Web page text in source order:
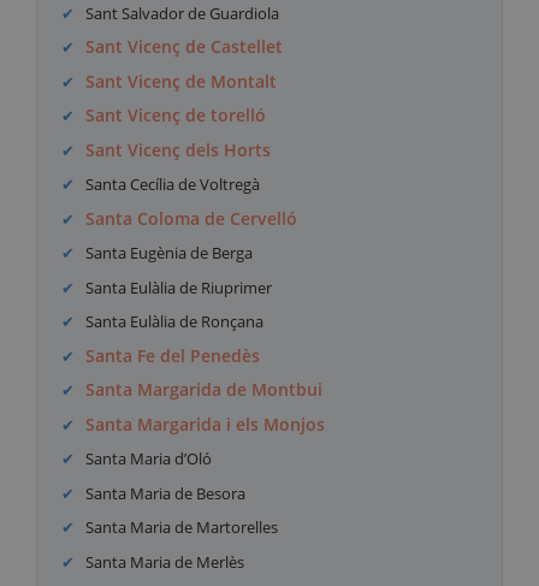
Sant Salvador de Guardiola
Sant Vicenç de Castellet
Sant Vicenç de Montalt
Sant Vicenç de torelló
Sant Vicenç dels Horts
Santa Cecília de Voltregà
Santa Coloma de Cervelló
Santa Eugènia de Berga
Santa Eulàlia de Riuprimer
Santa Eulàlia de Ronçana
Santa Fe del Penedès
Santa Margarida de Montbui
Santa Margarida i els Monjos
Santa Maria d’Oló
Santa Maria de Besora
Santa Maria de Martorelles
Santa Maria de Merlès